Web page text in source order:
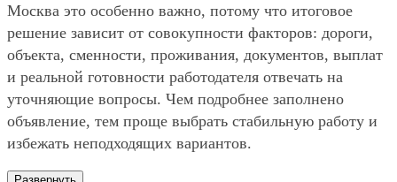
Москва это особенно важно, потому что итоговое
решение зависит от совокупности факторов: дороги,
объекта, сменности, проживания, документов, выплат
и реальной готовности работодателя отвечать на
уточняющие вопросы. Чем подробнее заполнено
объявление, тем проще выбрать стабильную работу и
избежать неподходящих вариантов.